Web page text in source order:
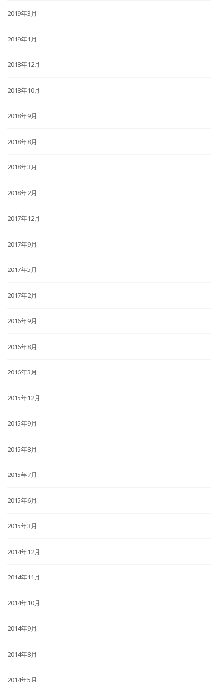
2019年3月
2019年1月
2018年12月
2018年10月
2018年9月
2018年8月
2018年3月
2018年2月
2017年12月
2017年9月
2017年5月
2017年2月
2016年9月
2016年8月
2016年3月
2015年12月
2015年9月
2015年8月
2015年7月
2015年6月
2015年3月
2014年12月
2014年11月
2014年10月
2014年9月
2014年8月
2014年5月